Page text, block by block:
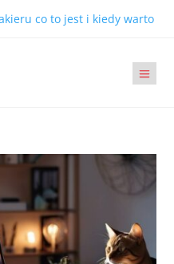
co to jest i kiedy warto ją